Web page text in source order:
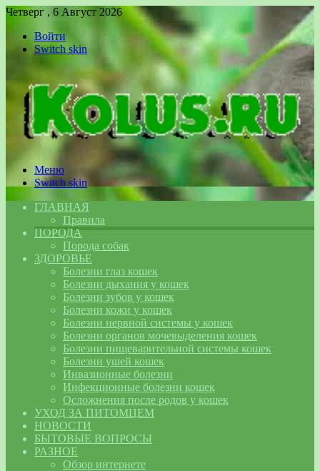
Четверг , 6 Август 2026
Войти
Switch skin
Меню
Switch skin
ГЛАВНАЯ
Правила
ПОРОДА
Порода собак
ЗДОРОВЬЕ
Болезни глаз кошек
Болезни дыхания у кошек
Болезни зубов у кошек
Болезни кожи у кошек
Болезни нервной системы у кошек
Болезни органов мочевыделения кошек
Болезни пищеварительной системы кошек
Болезни ушей кошек
Инвазионные болезни
Инфекционные болезни кошек
Осложнения после родов у кошек
УХОД ЗА ПИТОМЦЕМ
НОВОСТИ
БЫТОВЫЕ ВОПРОСЫ
РАЗНОЕ
Обзор интернете